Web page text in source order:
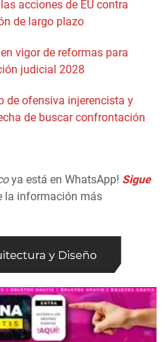
acciones de EU contra
de largo plazo
vigor de reformas para
judicial 2028
de ofensiva injerencista y
de buscar confrontación
ya está en WhatsApp! Sigue
la información más